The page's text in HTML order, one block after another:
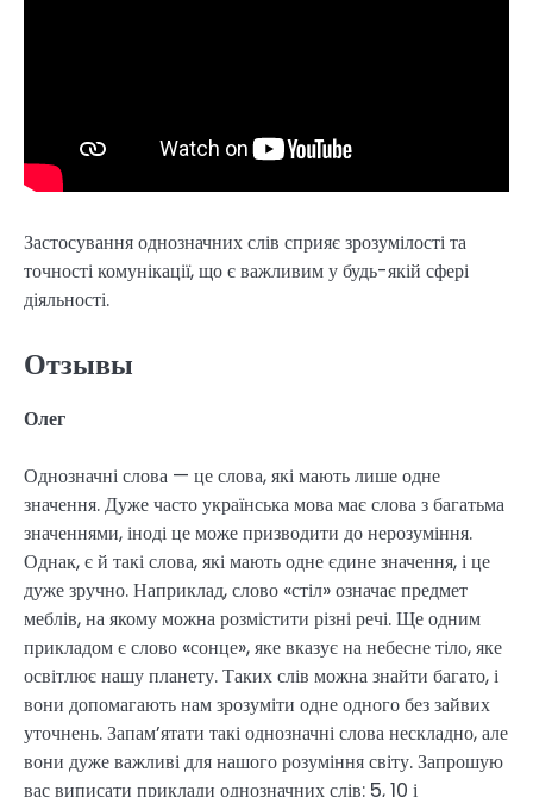
Застосування однозначних слів сприяє зрозумілості та
точності комунікації, що є важливим у будь-якій сфері
діяльності.
Отзывы
Олег
Однозначні слова — це слова, які мають лише одне
значення. Дуже часто українська мова має слова з багатьма
значеннями, іноді це може призводити до нерозуміння.
Однак, є й такі слова, які мають одне єдине значення, і це
дуже зручно. Наприклад, слово «стіл» означає предмет
меблів, на якому можна розмістити різні речі. Ще одним
прикладом є слово «сонце», яке вказує на небесне тіло, яке
освітлює нашу планету. Таких слів можна знайти багато, і
вони допомагають нам зрозуміти одне одного без зайвих
уточнень. Запам’ятати такі однозначні слова нескладно, але
вони дуже важливі для нашого розуміння світу. Запрошую
вас виписати приклади однозначних слів: 5, 10 і